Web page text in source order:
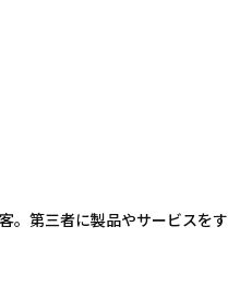
。第三者に製品やサービスを